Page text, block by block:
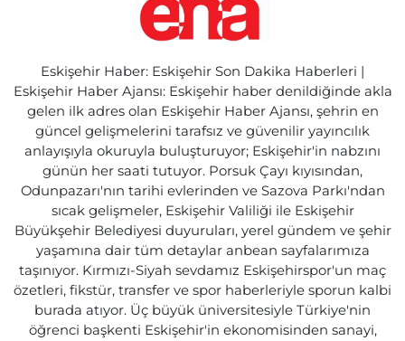
Eskişehir Haber: Eskişehir Son Dakika Haberleri |
Eskişehir Haber Ajansı: Eskişehir haber denildiğinde akla
gelen ilk adres olan Eskişehir Haber Ajansı, şehrin en
güncel gelişmelerini tarafsız ve güvenilir yayıncılık
anlayışıyla okuruyla buluşturuyor; Eskişehir'in nabzını
günün her saati tutuyor. Porsuk Çayı kıyısından,
Odunpazarı'nın tarihi evlerinden ve Sazova Parkı'ndan
sıcak gelişmeler, Eskişehir Valiliği ile Eskişehir
Büyükşehir Belediyesi duyuruları, yerel gündem ve şehir
yaşamına dair tüm detaylar anbean sayfalarımıza
taşınıyor. Kırmızı-Siyah sevdamız Eskişehirspor'un maç
özetleri, fikstür, transfer ve spor haberleriyle sporun kalbi
burada atıyor. Üç büyük üniversitesiyle Türkiye'nin
öğrenci başkenti Eskişehir'in ekonomisinden sanayi,